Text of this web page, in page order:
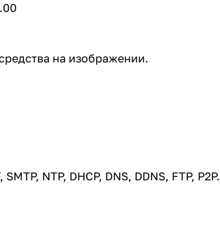
на изображении.
NTP, DHCP, DNS, DDNS, FTP, P2P.